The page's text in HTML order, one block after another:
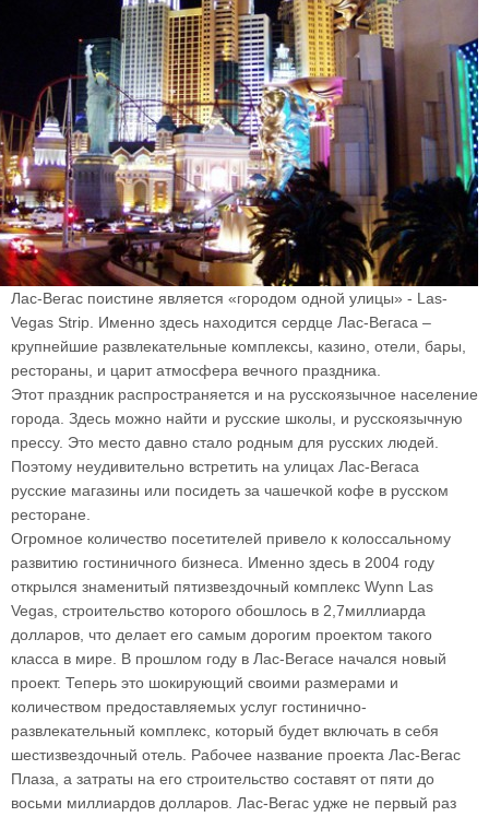
Лас-Вегас поистине является «городом одной улицы» - Las-
Vegas Strip. Именно здесь находится сердце Лас-Вегаса –
крупнейшие развлекательные комплексы, казино, отели, бары,
рестораны, и царит атмосфера вечного праздника.
Этот праздник распространяется и на русскоязычное население
города. Здесь можно найти и русские школы, и русскоязычную
прессу. Это место давно стало родным для русских людей.
Поэтому неудивительно встретить на улицах Лас-Вегаса
русские магазины или посидеть за чашечкой кофе в русском
ресторане.
Огромное количество посетителей привело к колоссальному
развитию гостиничного бизнеса. Именно здесь в 2004 году
открылся знаменитый пятизвездочный комплекс Wynn Las
Vegas, строительство которого обошлось в 2,7миллиарда
долларов, что делает его самым дорогим проектом такого
класса в мире. В прошлом году в Лас-Вегасе начался новый
проект. Теперь это шокирующий своими размерами и
количеством предоставляемых услуг гостинично-
развлекательный комплекс, который будет включать в себя
шестизвездочный отель. Рабочее название проекта Лас-Вегас
Плаза, а затраты на его строительство составят от пяти до
восьми миллиардов долларов. Лас-Вегас удже не первый раз